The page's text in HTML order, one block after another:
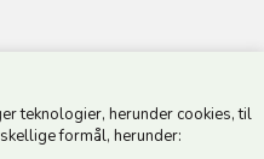
teknologier, herunder cookies, til
formål, herunder: